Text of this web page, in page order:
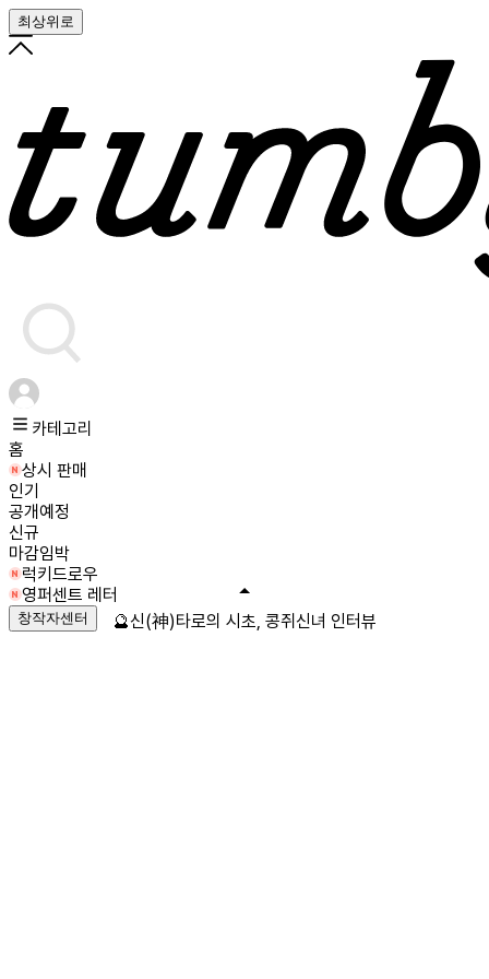
최상위로
카테고리
홈
상시 판매
인기
공개예정
신규
마감임박
럭키드로우
영퍼센트 레터
창작자센터 🔮신(神)타로의 시초, 콩쥐신녀 인터뷰